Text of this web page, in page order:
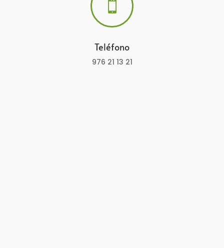

Teléfono
976 21 13 21